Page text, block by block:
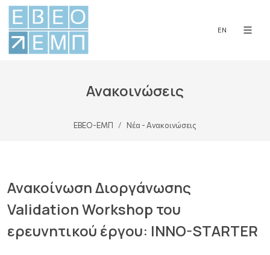
EN
Ανακοινώσεις
ΕΒΕΟ-ΕΜΠ Νέα - Ανακοινώσεις
Ανακοίνωση Διοργάνωσης
Validation Workshop του
ερευνητικού έργου: INNO-STARTER